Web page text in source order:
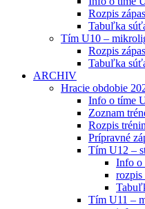
Rozpis
Tabuľka
Tím U10 –
Rozpis
Tabuľka
ARCHIV
Hracie obdobie
Info o tíme
Zoznam
Rozpis
Prípravné
Tím U12 –
Info o
rozpis
Tím U11 –